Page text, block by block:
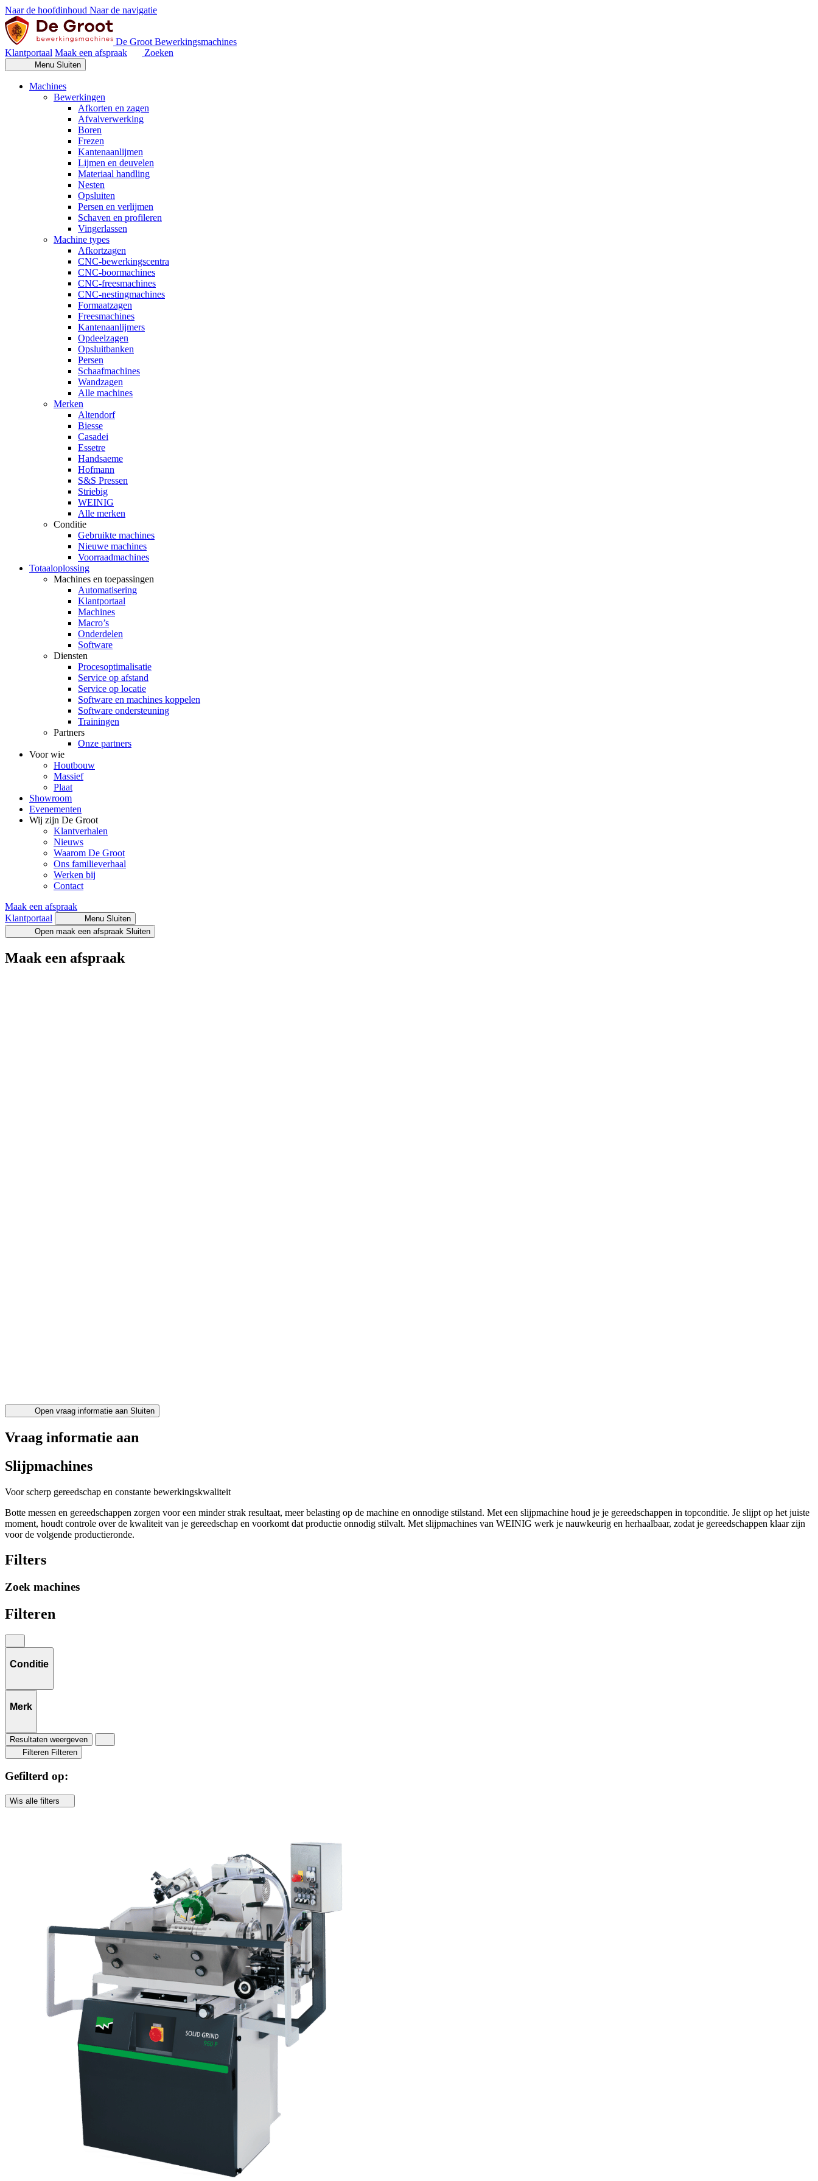
Naar de hoofdinhoud Naar de navigatie
De Groot Bewerkingsmachines
Klantportaal Maak een afspraak Zoeken
Menu Sluiten
Machines
Bewerkingen
Afkorten en zagen
Afvalverwerking
Boren
Frezen
Kantenaanlijmen
Lijmen en deuvelen
Materiaal handling
Nesten
Opsluiten
Persen en verlijmen
Schaven en profileren
Vingerlassen
Machine types
Afkortzagen
CNC-bewerkingscentra
CNC-boormachines
CNC-freesmachines
CNC-nestingmachines
Formaatzagen
Freesmachines
Kantenaanlijmers
Opdeelzagen
Opsluitbanken
Persen
Schaafmachines
Wandzagen
Alle machines
Merken
Altendorf
Biesse
Casadei
Essetre
Handsaeme
Hofmann
S&S Pressen
Striebig
WEINIG
Alle merken
Conditie
Gebruikte machines
Nieuwe machines
Voorraadmachines
Totaaloplossing
Machines en toepassingen
Automatisering
Klantportaal
Machines
Macro’s
Onderdelen
Software
Diensten
Procesoptimalisatie
Service op afstand
Service op locatie
Software en machines koppelen
Software ondersteuning
Trainingen
Partners
Onze partners
Voor wie
Houtbouw
Massief
Plaat
Showroom
Evenementen
Wij zijn De Groot
Klantverhalen
Nieuws
Waarom De Groot
Ons familieverhaal
Werken bij
Contact
Maak een afspraak
Klantportaal
Menu Sluiten
Open maak een afspraak Sluiten
Maak een afspraak
Open vraag informatie aan Sluiten
Vraag informatie aan
Slijpmachines
Voor scherp gereedschap en constante bewerkingskwaliteit
Botte messen en gereedschappen zorgen voor een minder strak resultaat, meer belasting op de machine en onnodige stilstand. Met een slijpmachine houd je je gereedschappen in topconditie. Je slijpt op het juiste
moment, houdt controle over de kwaliteit van je gereedschap en voorkomt dat productie onnodig stilvalt. Met slijpmachines van WEINIG werk je nauwkeurig en herhaalbaar, zodat je gereedschappen klaar zijn
voor de volgende productieronde.
Filters
Zoek machines
Filteren
Conditie
Merk
Resultaten weergeven
Filteren Filteren
Gefilterd op:
Wis alle filters